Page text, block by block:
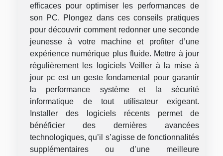
efficaces pour optimiser les performances de
son PC. Plongez dans ces conseils pratiques
pour découvrir comment redonner une seconde
jeunesse à votre machine et profiter d’une
expérience numérique plus fluide. Mettre à jour
régulièrement les logiciels Veiller à la mise à
jour pc est un geste fondamental pour garantir
la performance système et la sécurité
informatique de tout utilisateur exigeant.
Installer des logiciels récents permet de
bénéficier des dernières avancées
technologiques, qu’il s’agisse de fonctionnalités
supplémentaires ou d’une meilleure